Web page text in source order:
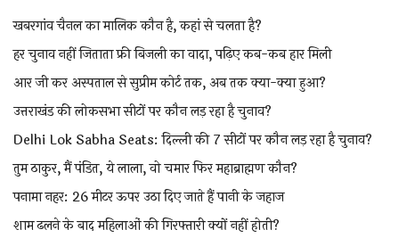
खबरगांव चैनल का मालिक कौन है, कहां से चलता है?
हर चुनाव नहीं जिताता फ्री बिजली का वादा, पढ़िए कब-कब हार मिली
आर जी कर अस्पताल से सुप्रीम कोर्ट तक, अब तक क्या-क्या हुआ?
उत्तराखंड की लोकसभा सीटों पर कौन लड़ रहा है चुनाव?
Delhi Lok Sabha Seats: दिल्ली की 7 सीटों पर कौन लड़ रहा है चुनाव?
तुम ठाकुर, मैं पंडित, ये लाला, वो चमार फिर महाब्राह्मण कौन?
पनामा नहर: 26 मीटर ऊपर उठा दिए जाते हैं पानी के जहाज
शाम ढलने के बाद महिलाओं की गिरफ्तारी क्यों नहीं होती?